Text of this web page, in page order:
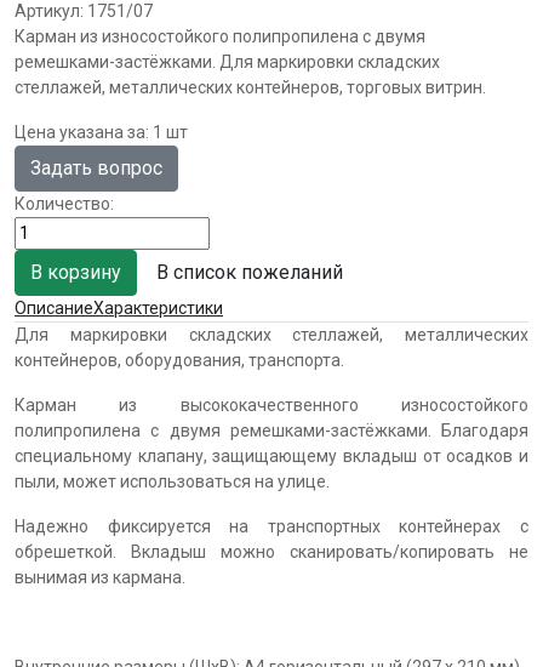
Артикул: 1751/07
Карман из износостойкого полипропилена с двумя
ремешками-застёжками. Для маркировки складских
стеллажей, металлических контейнеров, торговых витрин.
Цена указана за: 1 шт
Задать вопрос
Количество:
В список пожеланий
ОписаниеХарактеристики
Для маркировки складских стеллажей, металлических
контейнеров, оборудования, транспорта.
Карман из высококачественного износостойкого
полипропилена с двумя ремешками-застёжками. Благодаря
специальному клапану, защищающему вкладыш от осадков и
пыли, может использоваться на улице.
Надежно фиксируется на транспортных контейнерах с
обрешеткой. Вкладыш можно сканировать/копировать не
вынимая из кармана.